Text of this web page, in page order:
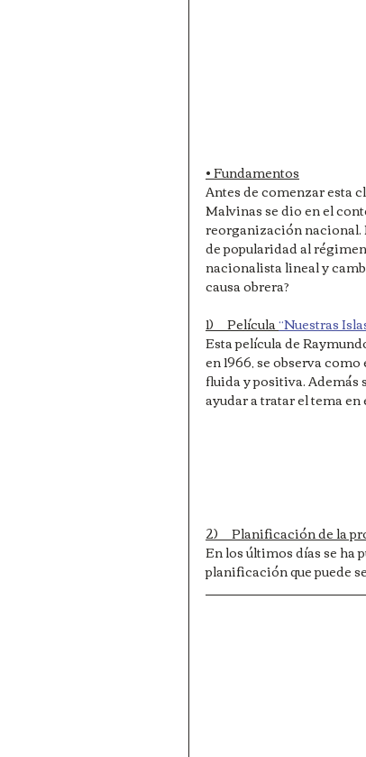
• Fundamentos
Antes de comenzar esta
Malvinas se dio en el
reorganización nacional.
de popularidad al
nacionalista lineal y
causa obrera?
1)     Película “Nuestras
Esta película de
en 1966, se observa
fluida y positiva. Además
ayudar a tratar el tema en
2)     Planificación de la
En los últimos días se ha
planificación que puede